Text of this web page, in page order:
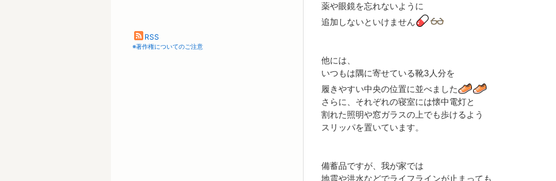
薬や眼鏡を忘れないように
追加しないといけません
他には、
いつもは隅に寄せている靴3人分を
履きやすい中央の位置に並べました
さらに、それぞれの寝室には懐中電灯と
割れた照明や窓ガラスの上でも歩けるよう
スリッパを置いています。
備蓄品ですが、我が家では
地震や洪水などでライフラインが止まっても
RSS
※著作権についてのご注意